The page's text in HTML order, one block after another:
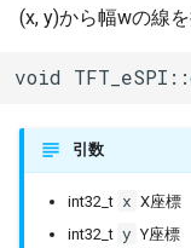
(x, y)から幅wの線
void
引数
int32_t x X座標
int32_t y Y座標